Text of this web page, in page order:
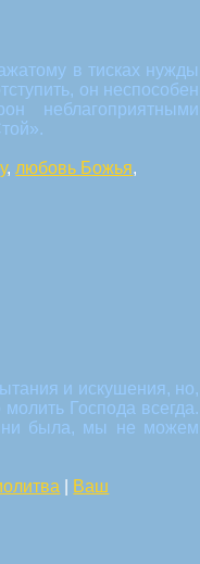
в тисках нужды
он неспособен
неблагоприятными
, любовь Божья,
и искушения, но,
Господа всегда.
ни была, мы не можем
Ваш